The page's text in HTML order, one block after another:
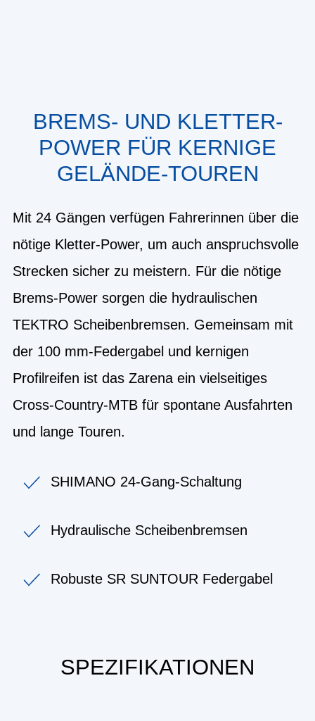
BREMS- UND KLETTER-
POWER FÜR KERNIGE
GELÄNDE-TOUREN
Mit 24 Gängen verfügen Fahrerinnen über die
nötige Kletter-Power, um auch anspruchsvolle
Strecken sicher zu meistern. Für die nötige
Brems-Power sorgen die hydraulischen
TEKTRO Scheibenbremsen. Gemeinsam mit
der 100 mm-Federgabel und kernigen
Profilreifen ist das Zarena ein vielseitiges
Cross-Country-MTB für spontane Ausfahrten
und lange Touren.
SHIMANO 24-Gang-Schaltung
Hydraulische Scheibenbremsen
Robuste SR SUNTOUR Federgabel
SPEZIFIKATIONEN